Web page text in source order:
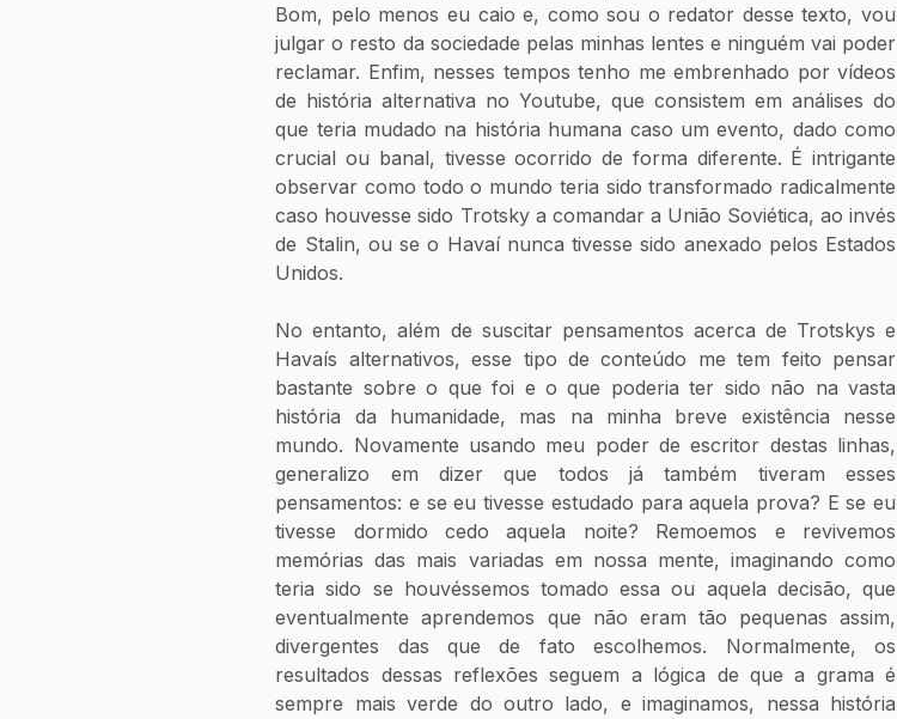
Bom, pelo menos eu caio e, como sou o redator desse texto, vou
julgar o resto da sociedade pelas minhas lentes e ninguém vai poder
reclamar. Enfim, nesses tempos tenho me embrenhado por vídeos
de história alternativa no Youtube, que consistem em análises do
que teria mudado na história humana caso um evento, dado como
crucial ou banal, tivesse ocorrido de forma diferente. É intrigante
observar como todo o mundo teria sido transformado radicalmente
caso houvesse sido Trotsky a comandar a União Soviética, ao invés
de Stalin, ou se o Havaí nunca tivesse sido anexado pelos Estados
Unidos.
No entanto, além de suscitar pensamentos acerca de Trotskys e
Havaís alternativos, esse tipo de conteúdo me tem feito pensar
bastante sobre o que foi e o que poderia ter sido não na vasta
história da humanidade, mas na minha breve existência nesse
mundo. Novamente usando meu poder de escritor destas linhas,
generalizo em dizer que todos já também tiveram esses
pensamentos: e se eu tivesse estudado para aquela prova? E se eu
tivesse dormido cedo aquela noite? Remoemos e revivemos
memórias das mais variadas em nossa mente, imaginando como
teria sido se houvéssemos tomado essa ou aquela decisão, que
eventualmente aprendemos que não eram tão pequenas assim,
divergentes das que de fato escolhemos. Normalmente, os
resultados dessas reflexões seguem a lógica de que a grama é
sempre mais verde do outro lado, e imaginamos, nessa história